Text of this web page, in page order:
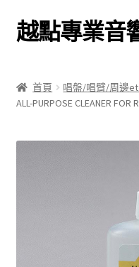
跳
至
覽
列
跳
至
要
內
越點專業音
商店
關於我們
首頁 唱盤/唱臂/周邊
ALL-PURPOSE CLEANER